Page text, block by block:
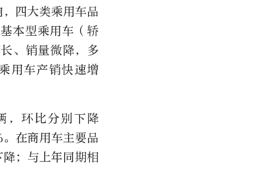
四大类乘用车品
本型乘用车（轿
、销量微降，多
用车产销快速增
，环比分别下降
在商用车主要品
；与上年同期相